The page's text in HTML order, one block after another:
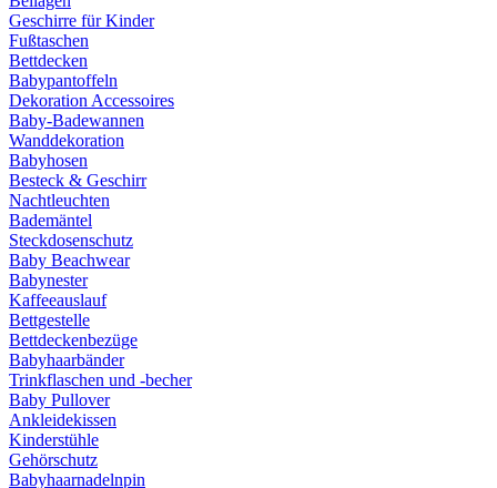
Geschirre für Kinder
Fußtaschen
Bettdecken
Babypantoffeln
Dekoration Accessoires
Baby-Badewannen
Wanddekoration
Babyhosen
Besteck & Geschirr
Nachtleuchten
Bademäntel
Steckdosenschutz
Baby Beachwear
Babynester
Kaffeeauslauf
Bettgestelle
Bettdeckenbezüge
Babyhaarbänder
Trinkflaschen und -becher
Baby Pullover
Ankleidekissen
Kinderstühle
Gehörschutz
Babyhaarnadelnpin